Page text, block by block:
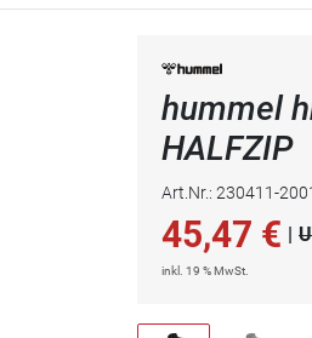
hummel
HALFZIP
Art.Nr.: 230411-
45,47 € |
inkl. 19 % MwSt.